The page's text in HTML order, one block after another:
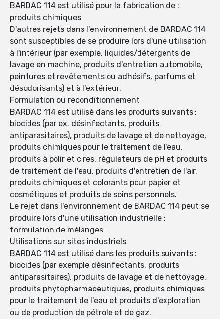
BARDAC 114 est utilisé pour la fabrication de :
produits chimiques.
D'autres rejets dans l'environnement de BARDAC 114
sont susceptibles de se produire lors d'une utilisation
à l'intérieur (par exemple, liquides/détergents de
lavage en machine, produits d'entretien automobile,
peintures et revêtements ou adhésifs, parfums et
désodorisants) et à l'extérieur.
Formulation ou reconditionnement
BARDAC 114 est utilisé dans les produits suivants :
biocides (par ex. désinfectants, produits
antiparasitaires), produits de lavage et de nettoyage,
produits chimiques pour le traitement de l'eau,
produits à polir et cires, régulateurs de pH et produits
de traitement de l'eau, produits d'entretien de l'air,
produits chimiques et colorants pour papier et
cosmétiques et produits de soins personnels.
Le rejet dans l'environnement de BARDAC 114 peut se
produire lors d'une utilisation industrielle :
formulation de mélanges.
Utilisations sur sites industriels
BARDAC 114 est utilisé dans les produits suivants :
biocides (par exemple désinfectants, produits
antiparasitaires), produits de lavage et de nettoyage,
produits phytopharmaceutiques, produits chimiques
pour le traitement de l'eau et produits d'exploration
ou de production de pétrole et de gaz.